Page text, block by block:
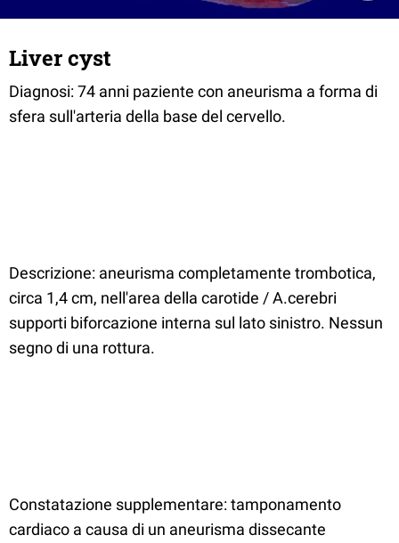
Liver cyst
Diagnosi: 74 anni paziente con aneurisma a forma di
sfera sull'arteria della base del cervello.
Descrizione: aneurisma completamente trombotica,
circa 1,4 cm, nell'area della carotide / A.cerebri
supporti biforcazione interna sul lato sinistro. Nessun
segno di una rottura.
Constatazione supplementare: tamponamento
cardiaco a causa di un aneurisma dissecante